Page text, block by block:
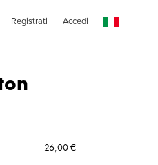
Registrati Accedi
26,00 €